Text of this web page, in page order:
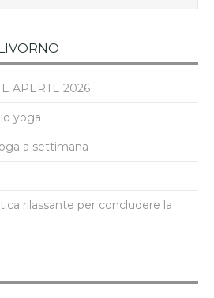
APERTE 2026
yoga
a settimana
rilassante per concludere la